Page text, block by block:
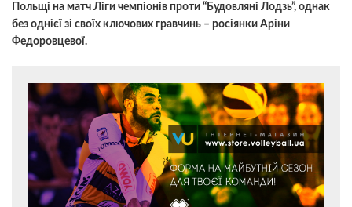
Польщі на матч Ліги чемпіонів проти “Будовляні Лодзь”, однак
без однієї зі своїх ключових гравчинь – росіянки Аріни
Федоровцевої.